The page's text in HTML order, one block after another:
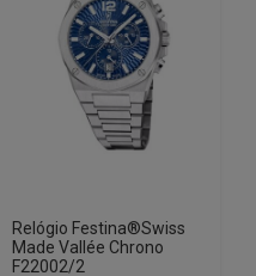
Relógio Festina®Swiss
Made Vallée Chrono
F22002/2